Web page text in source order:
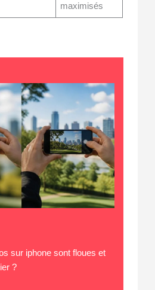
maximisés
sur iphone sont floues et
?